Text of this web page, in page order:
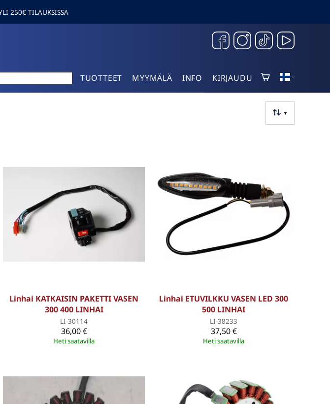
250€ TILAUKSISSA
TUOTTEET MYYMÄLÄ INFO KIRJAUDU
▼
Linhai KATKAISIN PAKETTI VASEN
300 400 LINHAI
LI-30114
36,00 €
Heti saatavilla
Linhai ETUVILKKU VASEN LED 300
500 LINHAI
LI-38233
37,50 €
Heti saatavilla